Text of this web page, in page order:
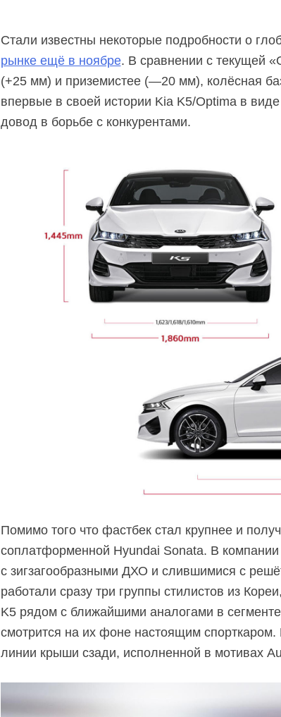
Стали известны некоторые подробности о
рынке ещё в ноябре. В сравнении с текущей
(+25 мм) и приземистее (—20 мм), колёсная
впервые в своей истории Kia K5/Optima в
довод в борьбе с конкурентами.
Помимо того что фастбек стал крупнее и
соплатформенной Hyundai Sonata. В
с зигзагообразными ДХО и слившимися с
работали сразу три группы стилистов из
K5 рядом с ближайшими аналогами в
смотрится на их фоне настоящим
линии крыши сзади, исполненной в мотивах